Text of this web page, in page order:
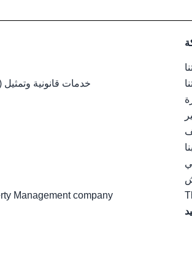
خدمات قانونية
Management company